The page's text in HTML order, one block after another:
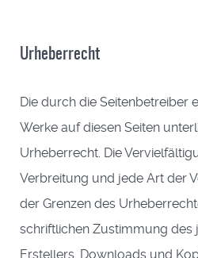
Urheberrecht
Die durch die Seitenbetreiber
Werke auf diesen Seiten
Urheberrecht. Die
Verbreitung und jede Art der
der Grenzen des
schriftlichen Zustimmung des
Erstellers. Downloads und